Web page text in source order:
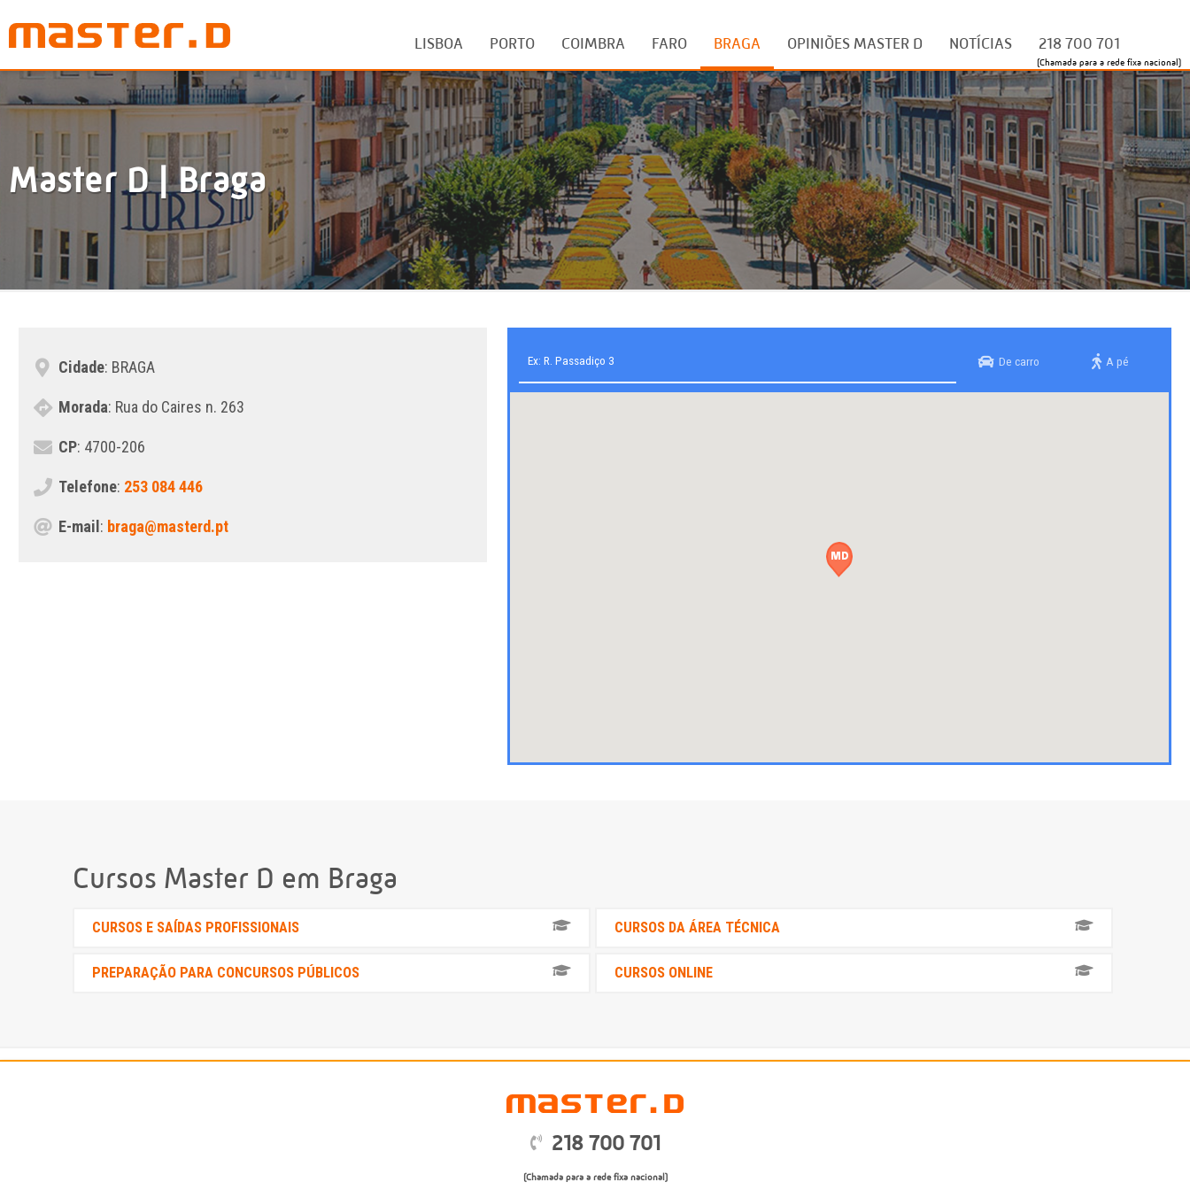
LISBOA PORTO COIMBRA FARO BRAGA OPINIÕES MASTER D NOTÍCIAS 218 700 701
(Chamada para a rede fixa nacional)
Master D | Braga
Cidade: BRAGA
Morada: Rua do Caires n. 263
CP: 4700-206
Telefone: 253 084 446
E-mail : braga@masterd.pt
De carro A pé
Cursos Master D em Braga
CURSOS E SAÍDAS PROFISSIONAIS CURSOS DA ÁREA TÉCNICA
PREPARAÇÃO PARA CONCURSOS PÚBLICOS CURSOS ONLINE
218 700 701
(Chamada para a rede fixa nacional)